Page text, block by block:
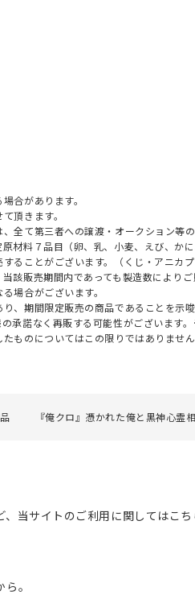
合があります。
頂きます。
全て第三者への譲渡・オークション等の
材料７品目（卵、乳、小麦、えび、か
ることがございます。（くじ・アニカプ
該販売期間内であっても製造数によりご
場合がございます。
、期間限定販売の商品であることを示
承諾なく再販する可能性がございます。
ものについてはこの限りではありません
『俺クロ』憑かれた俺と黒神心霊
当サイトのご利用に関してはこち
。